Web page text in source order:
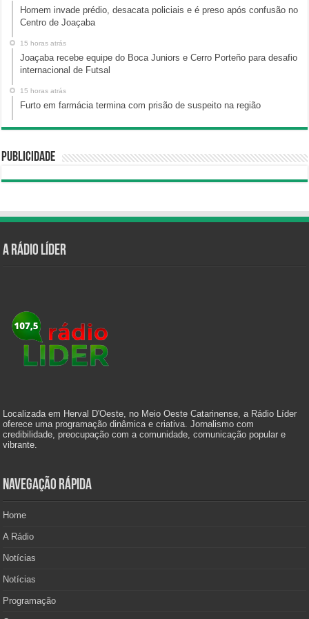
Homem invade prédio, desacata policiais e é preso após confusão no
Centro de Joaçaba
15 horas atrás
Joaçaba recebe equipe do Boca Juniors e Cerro Porteño para desafio
internacional de Futsal
15 horas atrás
Furto em farmácia termina com prisão de suspeito na região
Publicidade
A Rádio Líder
Localizada em Herval D'Oeste, no Meio Oeste Catarinense, a Rádio Líder
oferece uma programação dinâmica e criativa. Jornalismo com
credibilidade, preocupação com a comunidade, comunicação popular e
vibrante.
Navegação Rápida
Home
A Rádio
Notícias
Notícias
Programação